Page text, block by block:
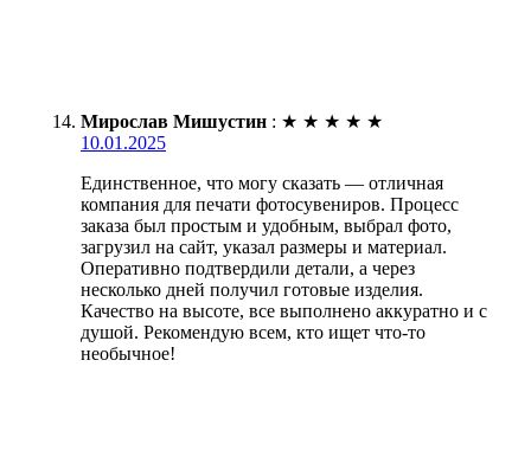
Мирослав Мишустин : ★ ★ ★ ★ ★
10.01.2025
Единственное, что могу сказать — отличная
компания для печати фотосувениров. Процесс
заказа был простым и удобным, выбрал фото,
загрузил на сайт, указал размеры и материал.
Оперативно подтвердили детали, а через
несколько дней получил готовые изделия.
Качество на высоте, все выполнено аккуратно и с
душой. Рекомендую всем, кто ищет что-то
необычное!